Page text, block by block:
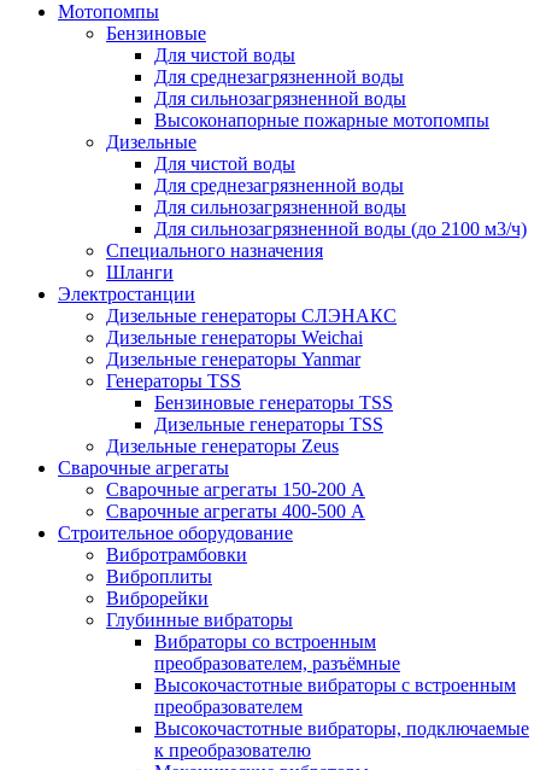
Мотопомпы
Бензиновые
Для чистой воды
Для среднезагрязненной воды
Для сильнозагрязненной воды
Высоконапорные пожарные мотопомпы
Дизельные
Для чистой воды
Для среднезагрязненной воды
Для сильнозагрязненной воды
Для сильнозагрязненной воды (до 2100 м3/ч)
Специального назначения
Шланги
Электростанции
Дизельные генераторы СЛЭНАКС
Дизельные генераторы Weichai
Дизельные генераторы Yanmar
Генераторы TSS
Бензиновые генераторы TSS
Дизельные генераторы TSS
Дизельные генераторы Zeus
Сварочные агрегаты
Сварочные агрегаты 150-200 А
Сварочные агрегаты 400-500 А
Строительное оборудование
Вибротрамбовки
Виброплиты
Виброрейки
Глубинные вибраторы
Вибраторы со встроенным
преобразователем, разъёмные
Высокочастотные вибраторы с встроенным
преобразователем
Высокочастотные вибраторы, подключаемые
к преобразователю